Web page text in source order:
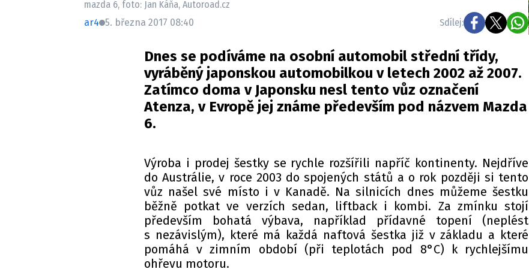
mazda 6, foto: Jan Káňa, Autoroad.cz
ar4 5. března 2017 08:40 Sdílej:
Dnes se podíváme na osobní automobil střední třídy,
vyráběný japonskou automobilkou v letech 2002 až 2007.
Zatímco doma v Japonsku nesl tento vůz označení
Atenza, v Evropě jej známe především pod názvem Mazda
6.
Výroba i prodej šestky se rychle rozšířili napříč kontinenty. Nejdříve
do Austrálie, v roce 2003 do spojených států a o rok později si tento
vůz našel své místo i v Kanadě. Na silnicích dnes můžeme šestku
běžně potkat ve verzích sedan, liftback i kombi. Za zmínku stojí
především bohatá výbava, například přídavné topení (neplést
s nezávislým), které má každá naftová šestka již v základu a které
pomáhá v zimním období (při teplotách pod 8°C) k rychlejšímu
ohřevu motoru.